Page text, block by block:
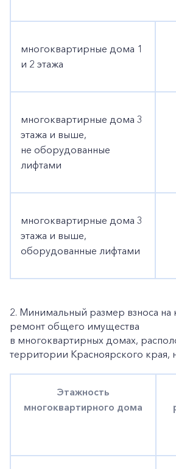
многоквартирные дома 1
и 2 этажа
многоквартирные дома 3
этажа и выше,
не оборудованные
лифтами
многоквартирные дома 3
этажа и выше,
оборудованные лифтами
2. Минимальный размер взноса на
ремонт общего имущества
в многоквартирных домах,
территории Красноярского края,
Этажность
многоквартирного дома